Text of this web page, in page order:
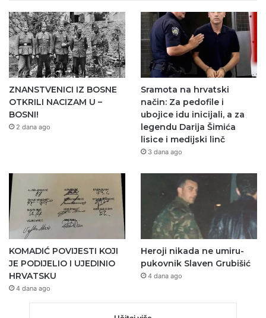
ZNANSTVENICI IZ BOSNE
OTKRILI NACIZAM U –
BOSNI!
2 dana ago
Sramota na hrvatski
način: Za pedofile i
ubojice idu inicijali, a za
legendu Darija Šimića
lisice i medijski linč
3 dana ago
KOMADIĆ POVIJESTI KOJI
JE PODIJELIO I UJEDINIO
HRVATSKU
4 dana ago
Heroji nikada ne umiru-
pukovnik Slaven Grubišić
4 dana ago